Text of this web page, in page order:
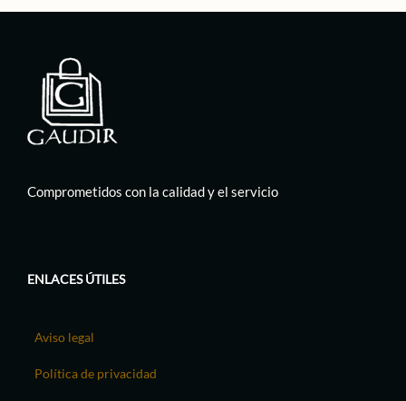
Comprometidos con la calidad y el servicio
ENLACES ÚTILES
Aviso legal
Política de privacidad